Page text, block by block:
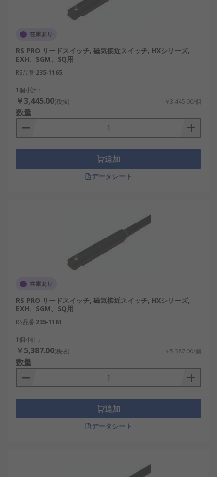
在庫あり
RS PRO リードスイッチ, 磁気接近スイッチ, HXシリーズ,
EXH、SGM、SQ用
RS品番 235-1165
1個小計：
￥3,445.00(税抜) ￥3,445.00/個
数量
追加
データシート
在庫あり
RS PRO リードスイッチ, 磁気接近スイッチ, HXシリーズ,
EXH、SGM、SQ用
RS品番 235-1161
1個小計：
￥5,387.00(税抜) ￥5,387.00/個
数量
追加
データシート